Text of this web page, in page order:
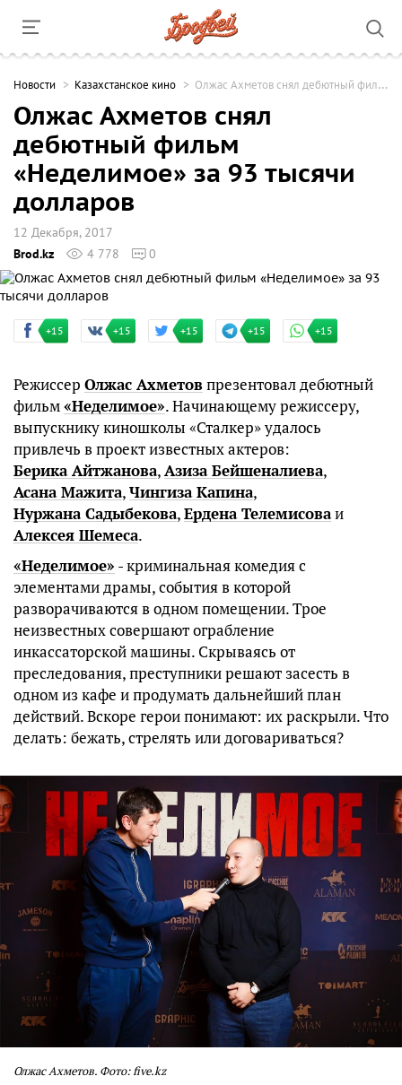
Новости Казахстанское кино Олжас Ахметов снял дебютный фильм «Неделимое» за 93 тысячи долларов
Олжас Ахметов снял
дебютный фильм
«Неделимое» за 93 тысячи
долларов
12 Декабря, 2017
Brod.kz
4 778 0
+15 +15 +15 +15 +15
Режиссер Олжас Ахметовпрезентовал дебютный
фильм«Неделимое». Начинающему режиссеру,
выпускнику киношколы «Сталкер» удалось
привлечь в проект известных актеров:
Берика Айтжанова,Азиза Бейшеналиева,
Асана Мажита,Чингиза Капина,
Нуржана Садыбекова,Ердена Телемисоваи
Алексея Шемеса.
«Неделимое» - криминальная комедия с
элементами драмы, события в которой
разворачиваются в одном помещении. Трое
неизвестных совершают ограбление
инкассаторской машины. Скрываясь от
преследования, преступники решают засесть в
одном из кафе и продумать дальнейший план
действий. Вскоре герои понимают: их раскрыли. Что
делать: бежать, стрелять или договариваться?
Олжас Ахметов. Фото: five.kz